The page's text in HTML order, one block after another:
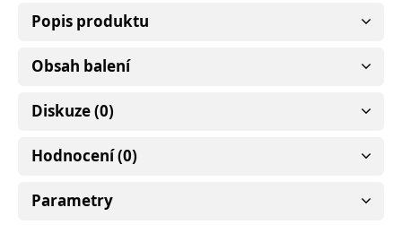
Popis produktu
Obsah balení
Diskuze (0)
Hodnocení (0)
Parametry